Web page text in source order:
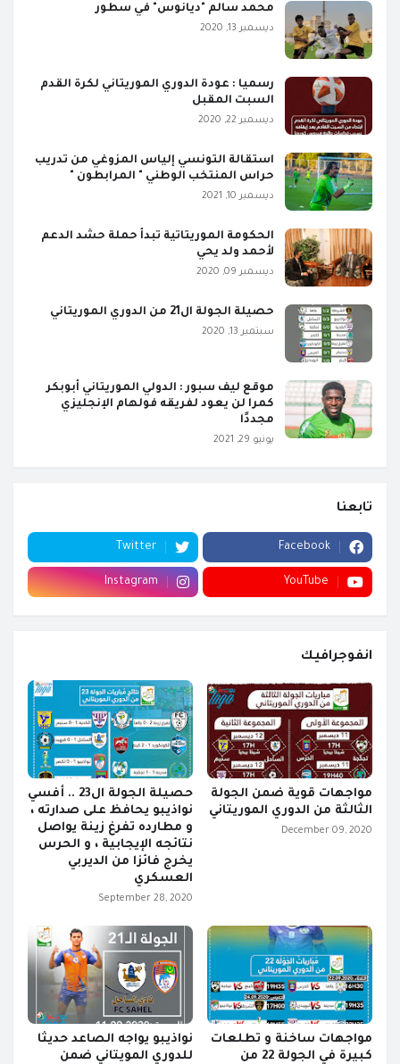
محمد سالم "ديانوس" في سطور
ديسمبر 13, 2020
رسميا : عودة الدوري الموريتاني لكرة القدم
السبت المقبل
ديسمبر 22, 2020
استقالة التونسي إلياس المزوغي من تدريب
حراس المنتخب الوطني " المرابطون "
ديسمبر 10, 2021
الحكومة الموريتاتية تبدأ حملة حشد الدعم
لأحمد ولد يحي
ديسمبر 09, 2020
حصيلة الجولة ال21 من الدوري الموريتاني
سبتمبر 13, 2020
موقع ليف سبور : الدولي الموريتاني أبوبكر
كمرا لن يعود لفريقه فولهام الإنجليزي
مجددًا
يونيو 29, 2021
تابعنا
Facebook
Twitter
YouTube
Instagram
انفوجرافيك
مواجهات قوية ضمن الجولة
الثالثة من الدوري الموريتاني
December 09, 2020
حصيلة الجولة ال23 .. أفسي
نواذيبو يحافظ على صدارته ،
و مطارده تفرغ زينة يواصل
نتائجه الإيجابية ، و الحرس
يخرج فائزا من الديربي
العسكري
September 28, 2020
مواجهات ساخنة و تطلعات
كبيرة في الجولة 22 من
نواذيبو يواجه الصاعد حديثا
للدوري المويتاني ضمن